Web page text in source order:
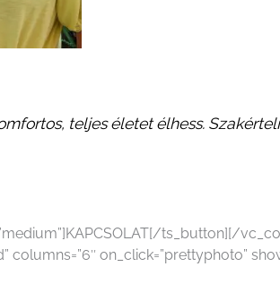
teljes életet élhess.
ts_button][/
on_click=”prettyphoto”